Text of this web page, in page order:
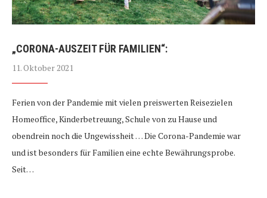
„CORONA-AUSZEIT FÜR FAMILIEN“:
11. Oktober 2021
Ferien von der Pandemie mit vielen preiswerten Reisezielen
Homeoffice, Kinderbetreuung, Schule von zu Hause und
obendrein noch die Ungewissheit … Die Corona-Pandemie war
und ist besonders für Familien eine echte Bewährungsprobe.
Seit…